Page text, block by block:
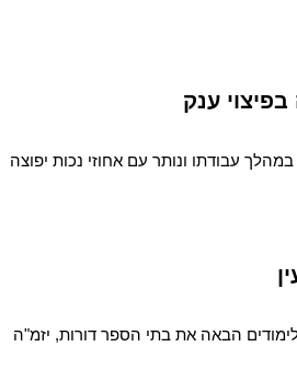
ענק
עבודתו ונותר עם אחוזי נכות יפוצה
הבאה את בתי הספר דורות, יזמ"ה